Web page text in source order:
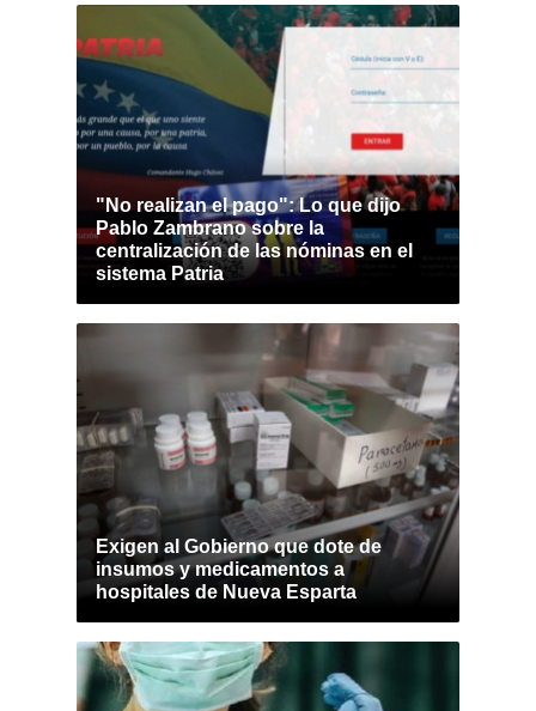
"No realizan el pago": Lo que dijo
Pablo Zambrano sobre la
centralización de las nóminas en el
sistema Patria
Exigen al Gobierno que dote de
insumos y medicamentos a
hospitales de Nueva Esparta